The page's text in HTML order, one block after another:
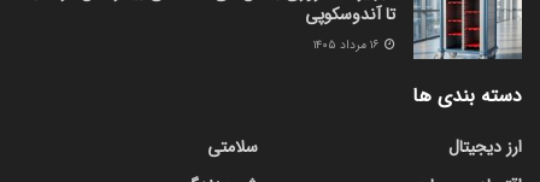
تا آندوسکوپی
دسته بندی ها
ارز دیجیتال
سلامتی